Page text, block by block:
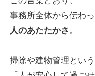
事務所全体から伝わっ
人のあたたかさ 。
掃除や建物管理とい